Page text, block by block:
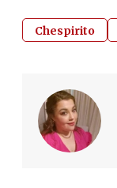
Chespirito